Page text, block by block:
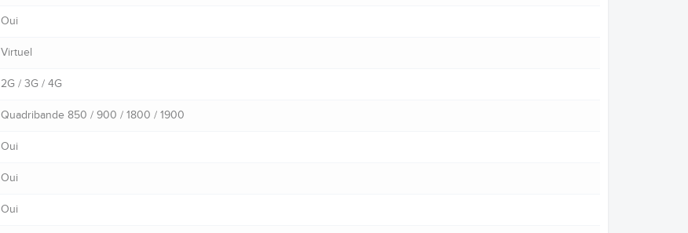
Oui
Virtuel
2G / 3G / 4G
Quadribande 850 / 900 / 1800 / 1900
Oui
Oui
Oui